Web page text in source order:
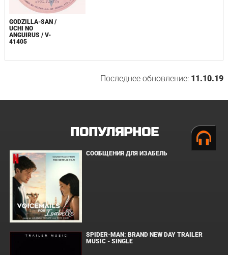
GODZILLA-SAN /
UCHI NO
ANGUIRUS / V-
41405
Последнее обновление: 11.10.19
ПОПУЛЯРНОЕ
СООБЩЕНИЯ ДЛЯ ИЗАБЕЛЬ
SPIDER-MAN: BRAND NEW DAY TRAILER
MUSIC - SINGLE